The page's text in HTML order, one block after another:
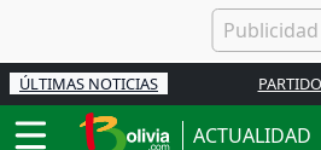
ÚLTIMAS NOTICIAS
ACTUALIDAD